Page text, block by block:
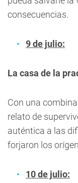
consecuencias.
9 de julio:
La casa de la
Con una
relato de
auténtica a las
forjaron los
10 de julio: